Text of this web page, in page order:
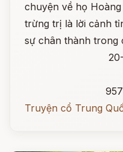
chuyện về họ
trừng trị là lời cảnh
sự chân thành trong
Truyện cổ Trung